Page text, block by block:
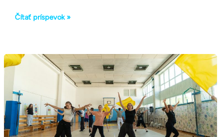
Čítať príspevok »
V
začali
prípravy
na
Národné